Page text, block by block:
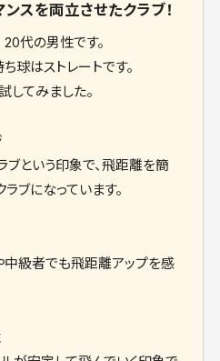
スを両立させたクラブ！
代の男性です。
球はストレートです。
してみました。
という印象で、飛距離を簡
ブになっています。
級者でも飛距離アップを感